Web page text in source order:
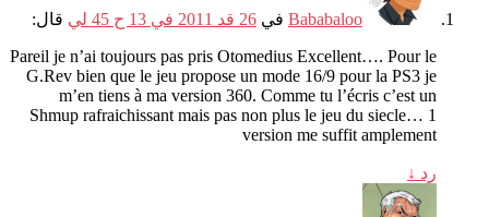
Bababaloo في 26 قد 2011 في 13 ح 45 لي
قال:
Pareil je n’ai toujours pas pris Otomedius Excellent…. Pour le
G.Rev bien que le jeu propose un mode 16/9 pour la PS3 je
m’en tiens à ma version 360. Comme tu l’écris c’est un
Shmup rafraichissant mais pas non plus le jeu du siecle… 1
version me suffit amplement
رد ↓